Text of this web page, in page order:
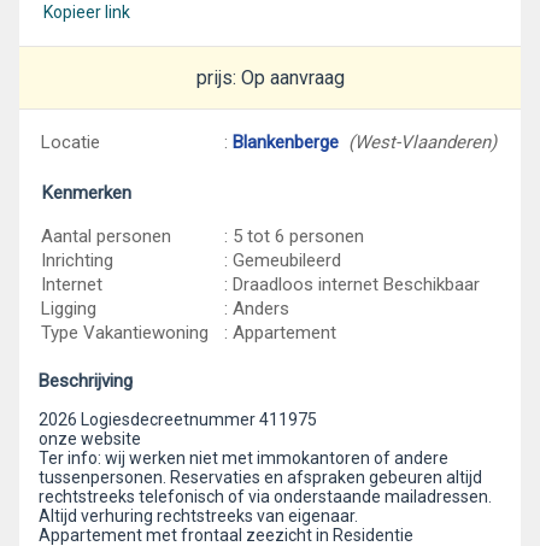
Kopieer link
prijs: Op aanvraag
Locatie : Blankenberge (West-Vlaanderen)
Kenmerken
Aantal personen
: 5 tot 6 personen
Inrichting
: Gemeubileerd
Internet
: Draadloos internet Beschikbaar
Ligging
: Anders
Type Vakantiewoning
: Appartement
Beschrijving
2026 Logiesdecreetnummer 411975
onze website
Ter info: wij werken niet met immokantoren of andere
tussenpersonen. Reservaties en afspraken gebeuren altijd
rechtstreeks telefonisch of via onderstaande mailadressen.
Altijd verhuring rechtstreeks van eigenaar.
Appartement met frontaal zeezicht in Residentie